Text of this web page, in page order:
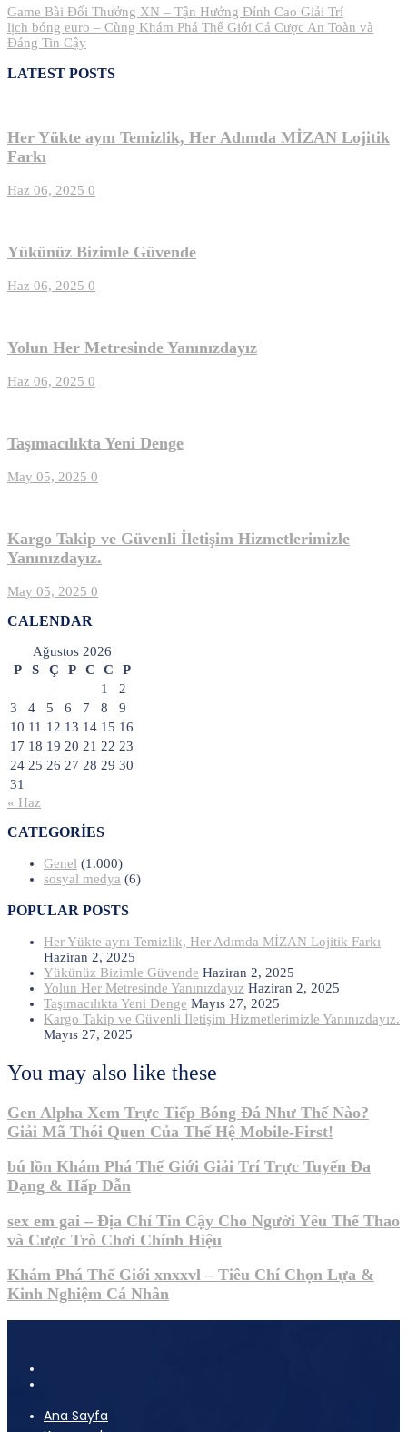
Yazı
gezinmesi
Game Bài Đổi Thưởng XN – Tận Hưởng Đỉnh Cao Giải Trí
lịch bóng euro – Cùng Khám Phá Thế Giới Cá Cược An Toàn và
Đáng Tin Cậy
LATEST POSTS
Her Yükte aynı Temizlik, Her Adımda MİZAN Lojitik
Farkı
Haz 06, 2025 0
Yükünüz Bizimle Güvende
Haz 06, 2025 0
Yolun Her Metresinde Yanınızdayız
Haz 06, 2025 0
Taşımacılıkta Yeni Denge
May 05, 2025 0
Kargo Takip ve Güvenli İletişim Hizmetlerimizle
Yanınızdayız.
May 05, 2025 0
CALENDAR
Ağustos 2026
P
S Ç P C C
P
1
2
3
4 5 6 7 8
9
10 11 12 13 14 15 16
17 18 19 20 21 22 23
24 25 26 27 28 29 30
31
« Haz
CATEGORIES
Genel (1.000)
sosyal medya (6)
POPULAR POSTS
Her Yükte aynı Temizlik, Her Adımda MİZAN Lojitik Farkı
Haziran 2, 2025
Yükünüz Bizimle Güvende Haziran 2, 2025
Yolun Her Metresinde Yanınızdayız Haziran 2, 2025
Taşımacılıkta Yeni Denge Mayıs 27, 2025
Kargo Takip ve Güvenli İletişim Hizmetlerimizle Yanınızdayız.
Mayıs 27, 2025
You may also like these
Gen Alpha Xem Trực Tiếp Bóng Đá Như Thế Nào?
Giải Mã Thói Quen Của Thế Hệ Mobile-First!
bú lồn Khám Phá Thế Giới Giải Trí Trực Tuyến Đa
Dạng & Hấp Dẫn
sex em gai – Địa Chỉ Tin Cậy Cho Người Yêu Thể Thao
và Cược Trò Chơi Chính Hiệu
Khám Phá Thế Giới xnxxvl – Tiêu Chí Chọn Lựa &
Kinh Nghiệm Cá Nhân
Ana Sayfa